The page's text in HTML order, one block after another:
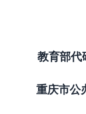
教育部代
重庆市公